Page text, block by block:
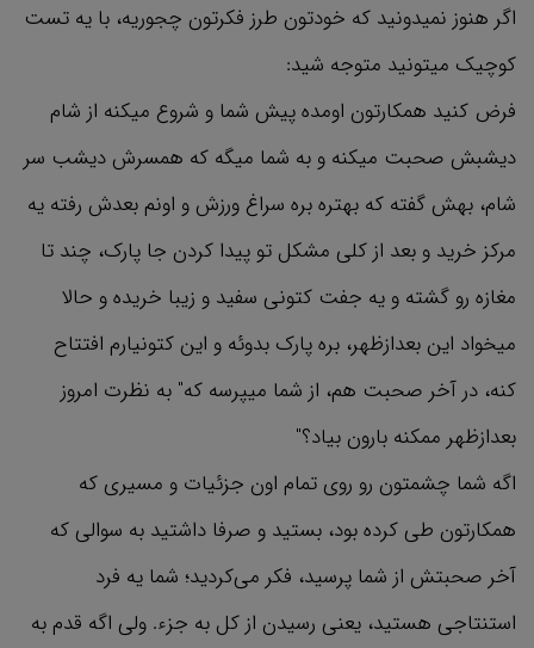
اگر هنوز نمیدونید که خودتون طرز فکرتون چجوریه، با یه تست
کوچیک میتونید متوجه شید:
فرض کنید همکارتون اومده پیش شما و شروع میکنه از شام
دیشبش صحبت میکنه و به شما میگه که همسرش دیشب سر
شام، بهش گفته که بهتره بره سراغ ورزش و اونم بعدش رفته یه
مرکز خرید و بعد از کلی مشکل تو پیدا کردن جا پارک، چند تا
مغازه رو گشته و یه جفت کتونی سفید و زیبا خریده و حالا
میخواد این بعدازظهر، بره پارک بدوئه و این کتونیارم افتتاح
کنه، در آخر صحبت هم، از شما میپرسه که" به نظرت امروز
بعدازظهر ممکنه بارون بیاد؟"
اگه شما چشمتون رو روی تمام اون جزئیات و مسیری که
همکارتون طی کرده بود، بستید و صرفا داشتید به سوالی که
آخر صحبتش از شما پرسید، فکر می‌کردید؛ شما یه فرد
استنتاجی هستید، یعنی رسیدن از کل به جزء. ولی اگه قدم به